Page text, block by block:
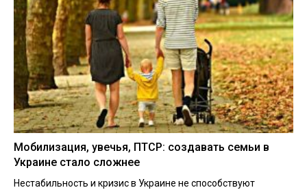
Мобилизация, увечья, ПТСР: создавать семьи в
Украине стало сложнее
Нестабильность и кризис в Украине не способствуют